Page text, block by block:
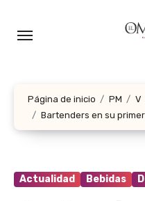
Página de inicio PM V
Bartenders en su
Actualidad Bebidas